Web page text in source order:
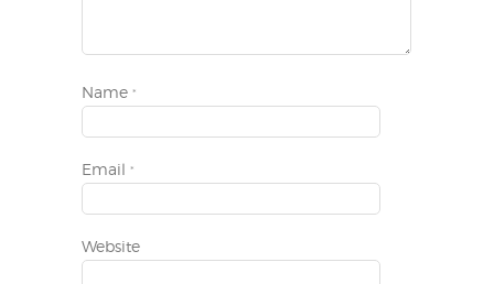
Name *
Email *
Website